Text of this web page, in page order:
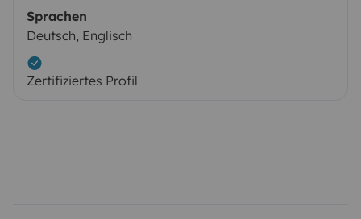
Sprachen
Deutsch, Englisch
Zertifiziertes Profil